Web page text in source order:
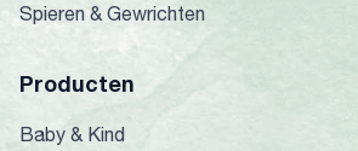
Spieren & Gewrichten
Producten
Baby & Kind